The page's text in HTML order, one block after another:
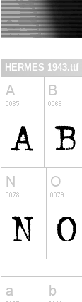
HERMES 1943.ttf